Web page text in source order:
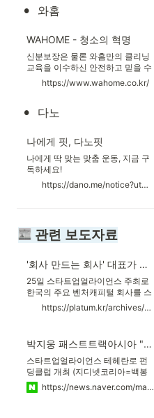
함께 하세요!
• 와홈
WAHOME - 청소의 혁명
신분보장은 물론 와홈만의 클리닝
교육을 이수하신 안전하고 믿을 수
있는 헬퍼를 제공해드립니다. 신청
부터 결제까지 30초면 충분합니다.
와홈이 달려갑니다. 합리적인 가격
드 서비스는 별도의 가격으로 이용
할 수 있으며, 일반서비스와는 다른
퀄리티를 만날 수 있습니다. 해당
서비스는 전화 문의 주시면 신청가
능합니다.
https://www.wahome.co.kr/
• 다노
나에게 핏, 다노핏
나에게 딱 맞는 맞춤 운동, 지금 구
독하세요!
https://dano.me/notice?utm_campaign=paid_media&utm_source=naver_pc&utm_medium=ad_brand_search&utm_content=danofit_promotion&utm_term=maintext&NaPm=ct%3Dl0kn32kg%7Cci%3D0z40002SCgzwkIT%2Dt12h%7Ctr%3Dbrnd%7Chk%3D7f97dae5128a643ade3a4df715d5f2231cd4f8f4
관련 보도자료
'회사 만드는 회사' 대표가 말하는 컴퍼니빌딩
25일 스타트업얼라이언스 주최로
한국의 주요 벤처캐피털 회사를 스
타트업 생태계에 소개하는 '테헤란
로 펀딩클럽' 행사가 열렸다. 14회
(Company Builder)로서 패스트파
이브, 패스트캠퍼스, 소울부스터,
스트라입스 등의 파트너 자회사를
창업하고, 투자 전...
https://platum.kr/archives/94917
박지웅 패스트트랙아시아 "트렌드보다 내실"
스타트업얼라이언스 테헤란로 펀
딩클럽 개최 (지디넷코리아=백봉
삼 기자)성공한 벤처투자자에서 창
업가로 변신한 박지웅 패스트트랙
https://news.naver.com/main/read.naver?mode=LSD&mid=sec&oid=092&aid=0002130318&sid1=001